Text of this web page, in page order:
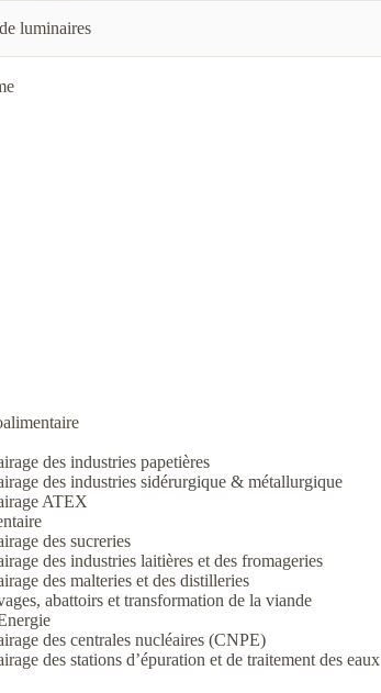
luminaires
des industries papetières
des industries sidérurgique & métallurgique
ATEX
des sucreries
des industries laitières et des fromageries
des malteries et des distilleries
abattoirs et transformation de la viande
des centrales nucléaires (CNPE)
des stations d’épuration et de traitement des eaux